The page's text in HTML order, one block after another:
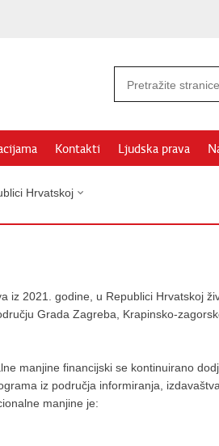
Kontakti Ljudska prava
Hrvatskoj
iz 2021. godine, u Republici Hrvatskoj
Grada Zagreba, Krapinsko-
manjine financijski se kontinuirano
iz područja informiranja, izdavaštva,
manjine je: